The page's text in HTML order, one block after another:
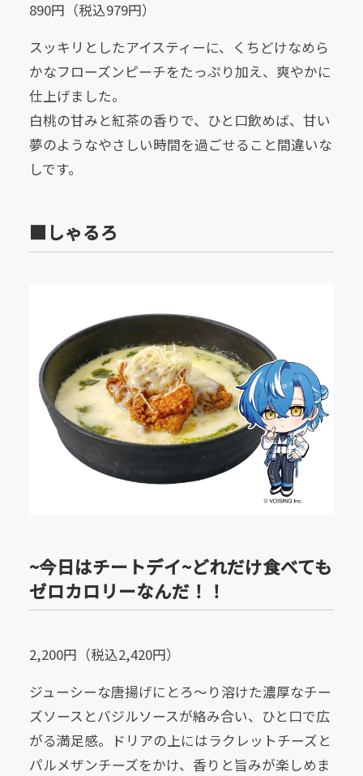
890円（税込979円）
スッキリとしたアイスティーに、くちどけなめら
かなフローズンピーチをたっぷり加え、爽やかに
仕上げました。
白桃の甘みと紅茶の香りで、ひと口飲めば、甘い
夢のようなやさしい時間を過ごせること間違いな
しです。
■しゃるろ
~今日はチートデイ~どれだけ食べても
ゼロカロリーなんだ！！
2,200円（税込2,420円）
ジューシーな唐揚げにとろ〜り溶けた濃厚なチー
ズソースとバジルソースが絡み合い、ひと口で広
がる満足感。ドリアの上にはラクレットチーズと
パルメザンチーズをかけ、香りと旨みが楽しめま